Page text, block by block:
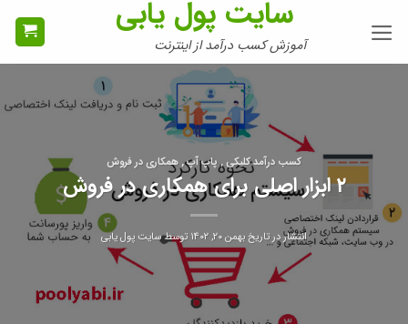
سایت پول یابی
آموزش کسب درآمد از اینترنت
کسب درآمد کلیکی , پاپ آپ , همکاری در فروش
۲ ابزار اصلی برای همکاری در فروش
انتشار در تاریخ بهمن ۲۰, ۱۴۰۲ توسطسایت پول یابی